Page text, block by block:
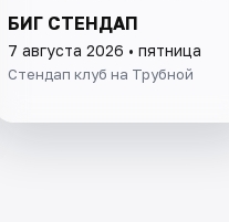
БИГ СТЕНДАП
7 августа 2026 • пятница
Стендап клуб на Трубной